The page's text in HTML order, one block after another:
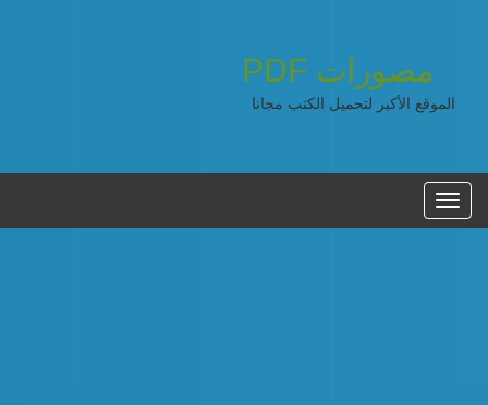
مصورات PDF
الموقع الأكبر لتحميل الكتب مجانا
القائمه
الرئيسية